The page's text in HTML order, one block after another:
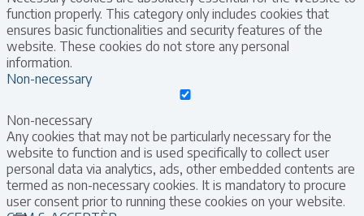
function properly. This category only includes cookies that
ensures basic functionalities and security features of the
website. These cookies do not store any personal
information.
Non-necessary
Non-necessary
Any cookies that may not be particularly necessary for the
website to function and is used specifically to collect user
personal data via analytics, ads, other embedded contents are
termed as non-necessary cookies. It is mandatory to procure
user consent prior to running these cookies on your website.